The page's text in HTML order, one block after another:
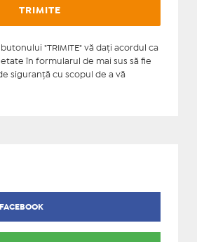
"TRIMITE" vă daţi acordul ca
în formularul de mai sus să fie
siguranţă cu scopul de a vă